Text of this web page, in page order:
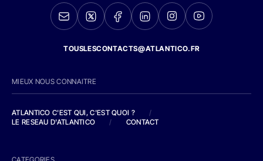
TOUSLESCONTACTS@ATLANTICO.FR
MIEUX NOUS CONNAITRE
ATLANTICO C'EST QUI, C'EST QUOI ?
/
LE RESEAU D'ATLANTICO
/ CONTACT